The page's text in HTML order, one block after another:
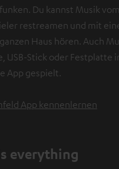
Du kannst Musik
restreamen und mit
Haus hören. Auch
USB-Stick oder Festplatte
App gespielt.
App kennenlernen
everything